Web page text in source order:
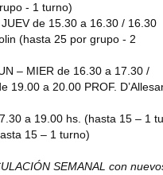
- 1 turno)
de 15.30 a 16.30 / 16.30
(hasta 25 por grupo - 2
– MIER de 16.30 a 17.30 /
19.00 a 20.00 PROF.
a 19.00 hs. (hasta 15 – 1
15 – 1 turno)
SEMANAL con